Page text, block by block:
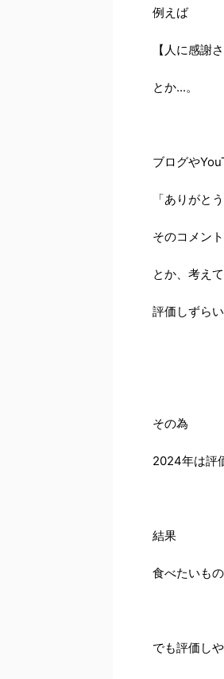
例えば
【人に感謝
とか...。
ブログや
「ありがと
そのコメン
とか、考え
評価しずら
その為
2024年は評
結果
食べたいも
でも評価し